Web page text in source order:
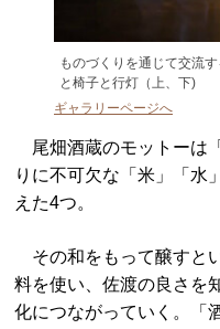
ものづくりを通じて交流
と椅子と行灯（上、下)
ギャラリーページへ
尾畑酒蔵のモットーは
りに不可欠な「米」「水
えた4つ。
その和をもって醸すと
料を使い、佐渡の良さを
化につながっていく。「